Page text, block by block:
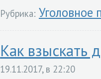
Рубрика: Уголовное
Как взыскать
19.11.2017, в 22:20